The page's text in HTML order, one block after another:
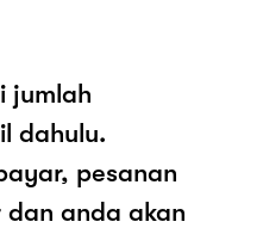
jumlah
dahulu.
pesanan
anda akan